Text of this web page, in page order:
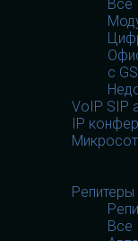
Все
с
VoIP SIP
IP
Репитеры
Все